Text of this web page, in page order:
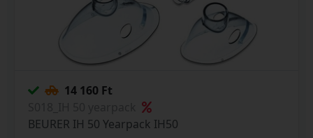
14 160 Ft
BEURER IH 50 Yearpack IH50